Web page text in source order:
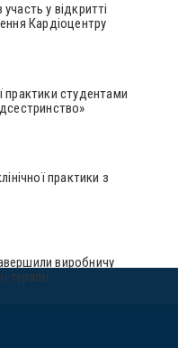
у відкритті
Кардіоцентру
практики студентами
практики з
виробничу
терапії